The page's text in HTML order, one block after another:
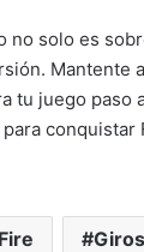
no solo es
Mantente
tu juego paso
conquistar